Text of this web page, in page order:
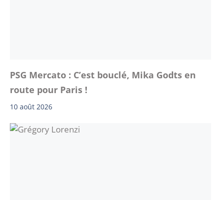
PSG Mercato : C’est bouclé, Mika Godts en
route pour Paris !
10 août 2026